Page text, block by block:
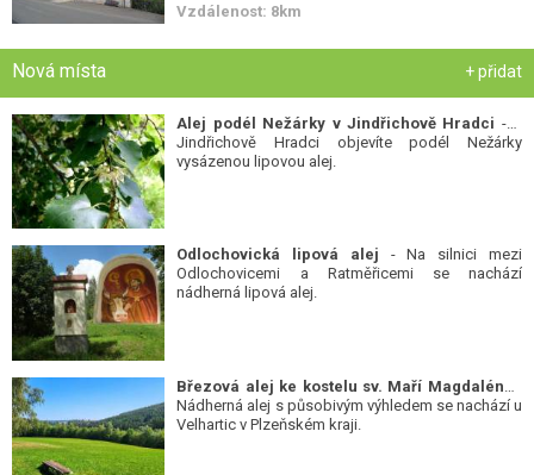
Vzdálenost: 8km
Nová místa + přidat
Alej podél Nežárky v Jindřichově Hradci - V
Jindřichově Hradci objevíte podél Nežárky
vysázenou lipovou alej.
Odlochovická lipová alej - Na silnici mezi
Odlochovicemi a Ratměřicemi se nachází
nádherná lipová alej.
Nádherná alej s působivým výhledem se nachází u
Velhartic v Plzeňském kraji.